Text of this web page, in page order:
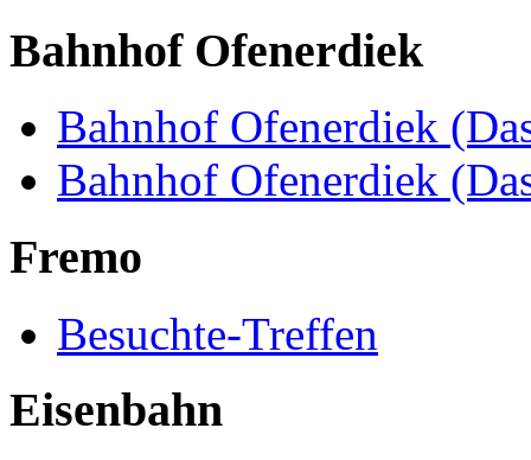
Bahnhof Ofenerdiek
Bahnhof Ofenerdiek
Bahnhof Ofenerdiek
Fremo
Besuchte-Treffen
Eisenbahn